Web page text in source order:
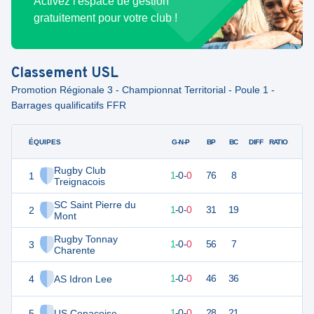
gratuitement pour votre club !
Classement USL
Promotion Régionale 3 - Championnat Territorial - Poule 1 -
Barrages qualificatifs FFR
ÉQUIPES
1
Rugby Club
Treignacois
2
SC Saint Pierre du
Mont
3
Rugby Tonnay
Charente
4 AS Idron Lee
G-N-P BP BC DIFF RATIO
1-0-0 76 8
5 1-0-0 31 19
1-0-0 56 7
1-0-0 46 36